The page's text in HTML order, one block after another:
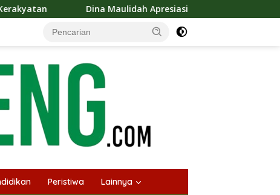
Apresiasi Festival Jajanan Tempo Dulu, Dorong
Peristiwa Lainnya